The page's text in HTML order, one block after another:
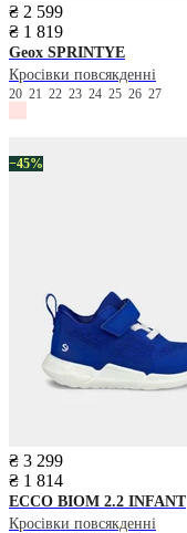
₴ 2 599
₴ 1 819
Geox SPRINTYE
Кросівки повсякденні
20 21 22 23 24 25 26 27
−45%
₴ 3 299
₴ 1 814
ECCO BIOM 2.2 INFANT
Кросівки повсякденні